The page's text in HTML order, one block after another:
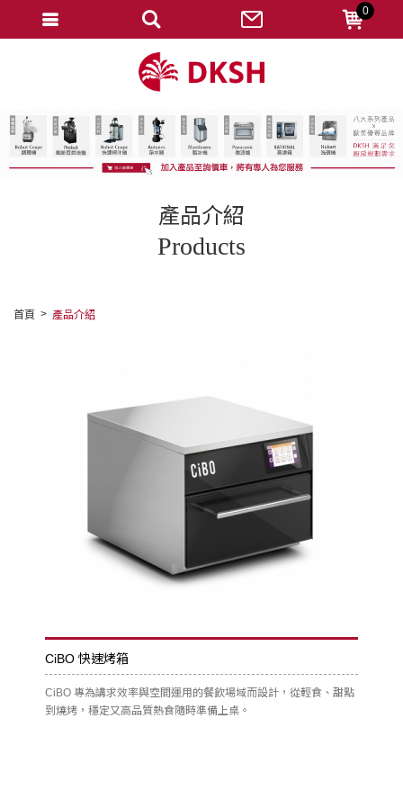
產品介紹
Products
首頁 產品介紹
CiBO 快速烤箱
CiBO 專為講求效率與空間運用的餐飲場域而設計，從輕食、甜點
到燒烤，穩定又高品質熱食隨時準備上桌。
0
忘記密碼
變更密碼